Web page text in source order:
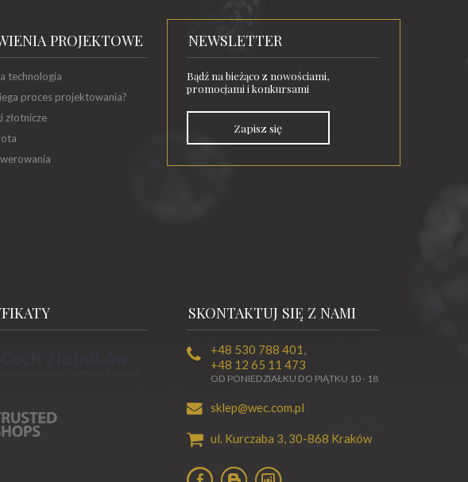
PROJEKTOWE
technologia
proces projektowania?
złotnicze
NEWSLETTER
Bądź na bieżąco z nowościami,
promocjami i konkursami
Zapisz się
SKONTAKTUJ SIĘ Z NAMI
+48 530 788 401 ,
+48 12 65 11 473
OD PONIEDZIAŁKU DO PIĄTKU 10 - 18
sklep@wec.com.pl
ul. Kurczaba 3, 30-868 Kraków